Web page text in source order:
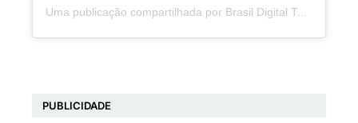
Uma publicação compartilhada por Brasil Digital Telecom (@brasildigitaltelecom)
PUBLICIDADE